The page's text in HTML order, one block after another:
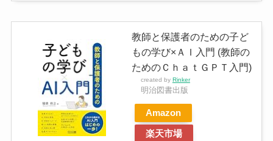
教師と保護者のための子ど
もの学び×ＡＩ入門 (教師の
ためのＣｈａｔＧＰＴ入門)
created by Rinker
明治図書出版
Amazon
楽天市場